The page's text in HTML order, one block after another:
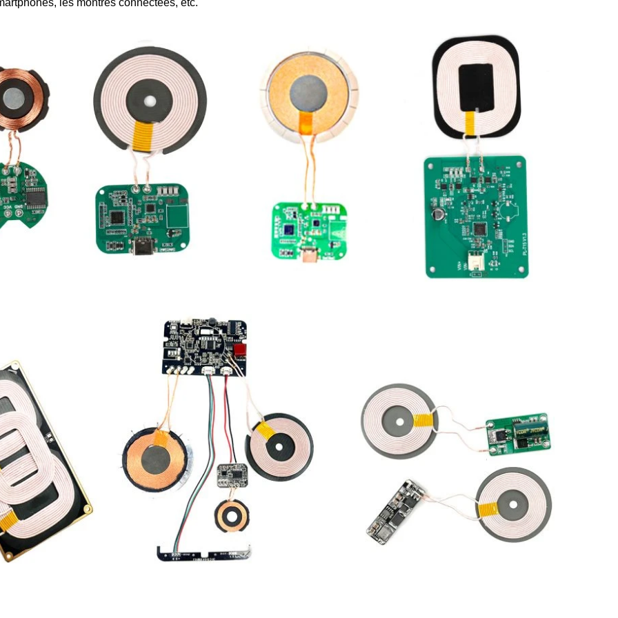
les montres connectées, etc.